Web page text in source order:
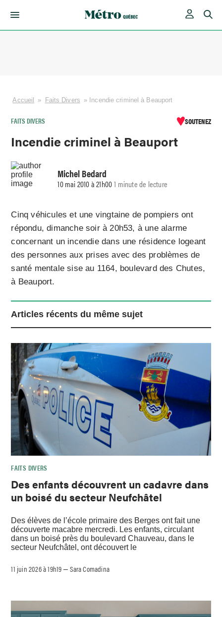
Accueil » Faits Divers » Incendie criminel à Beauport
FAITS DIVERS SOUTENEZ
Incendie criminel à Beauport
Michel Bedard
10 mai 2010 à 21h001 minute de lecture
Cinq véhicules et une vingtaine de pompiers ont
répondu, dimanche soir à 20h53, à une alarme
concernant un incendie dans une résidence logeant
des personnes aux prises avec des problèmes de
santé mentale sise au 1164, boulevard des Chutes,
à Beauport.
Articles récents du même sujet
FAITS DIVERS
Des enfants découvrent un cadavre dans
un boisé du secteur Neufchâtel
Des élèves de l’école primaire des Berges ont fait une
découverte macabre mercredi. Les enfants, circulant
dans un boisé près du boulevard Chauveau, dans le
secteur Neufchâtel, ont découvert le
11 juin 2026 à 19h19 –Sara Comadina